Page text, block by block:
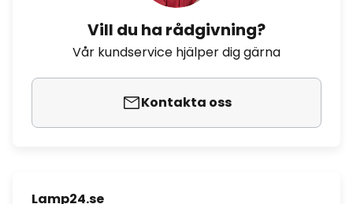
Vill du ha rådgivning?
Vår kundservice hjälper dig gärna
Kontakta oss
Lamp24.se